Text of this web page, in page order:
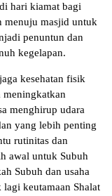
hari kiamat bagi
menuju masjid untuk
penuntun dan
kegelapan.
kesehatan fisik
meningkatkan
menghirup udara
yang lebih penting
rutinitas dan
awal untuk Subuh
Subuh dan usaha
keutamaan Shalat